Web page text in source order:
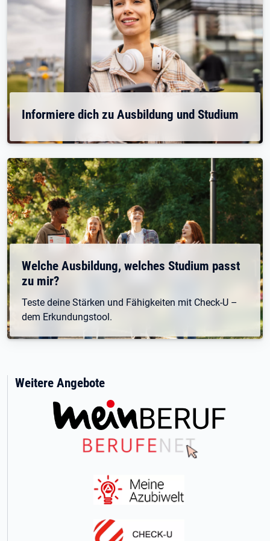
Informiere dich zu Ausbildung und Studium
Welche Ausbildung, welches Studium passt
zu mir?
Teste deine Stärken und Fähigkeiten mit Check-U –
dem Erkundungstool.
Weitere Angebote